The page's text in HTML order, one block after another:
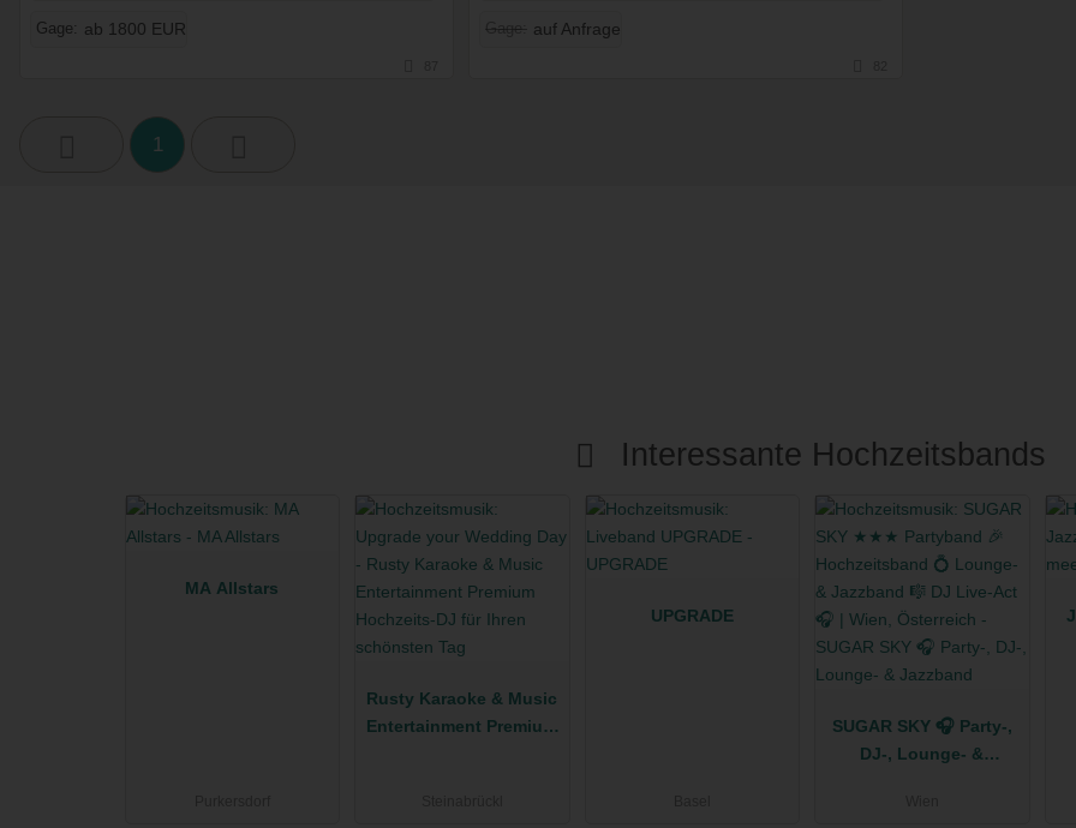
Gage: ab 1800 EUR Gage: auf Anfrage
1
Interessante Hochzeitsbands
MA Allstars
Rusty Karaoke & Music
Entertainment Premium
UPGRADE
SUGAR SKY 🎧 Party-,
DJ-, Lounge- &